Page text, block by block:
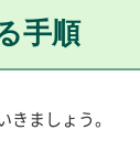
手順
ましょう。